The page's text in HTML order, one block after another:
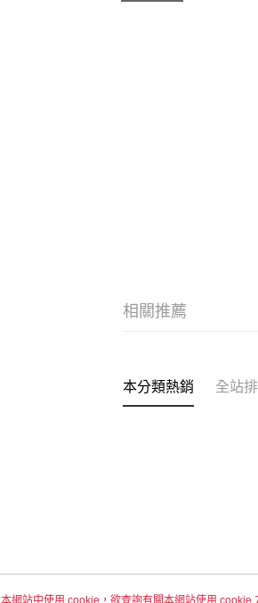
相關推薦
本分類熱銷 全站
本網站中使用 cookie，欲查詢有關本網站使用